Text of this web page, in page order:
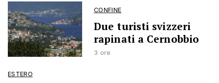
CONFINE
Due turisti svizzeri
rapinati a Cernobbio
3 ore
ESTERO